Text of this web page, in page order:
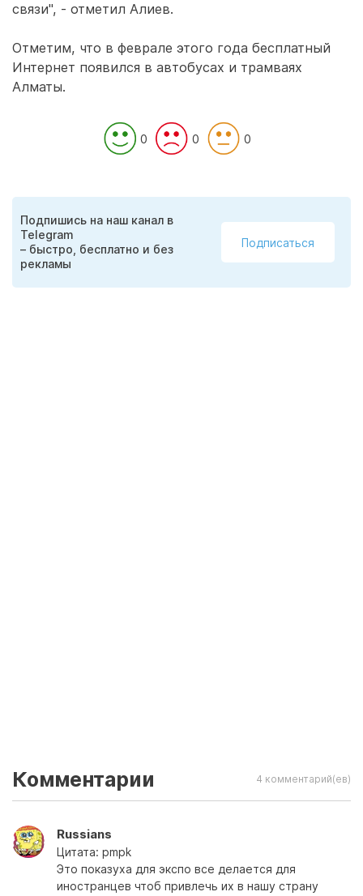
связи", - отметил Алиев.
Отметим, что в феврале этого года бесплатный
Интернет появился в автобусах и трамваях
Алматы.
0 0 0
Подпишись на наш канал в
Telegram
– быстро, бесплатно и без
рекламы
Подписаться
Комментарии 4 комментарий(ев)
Russians
Цитата: pmpk
Это показуха для экспо все делается для
иностранцев чтоб привлечь их в нашу страну